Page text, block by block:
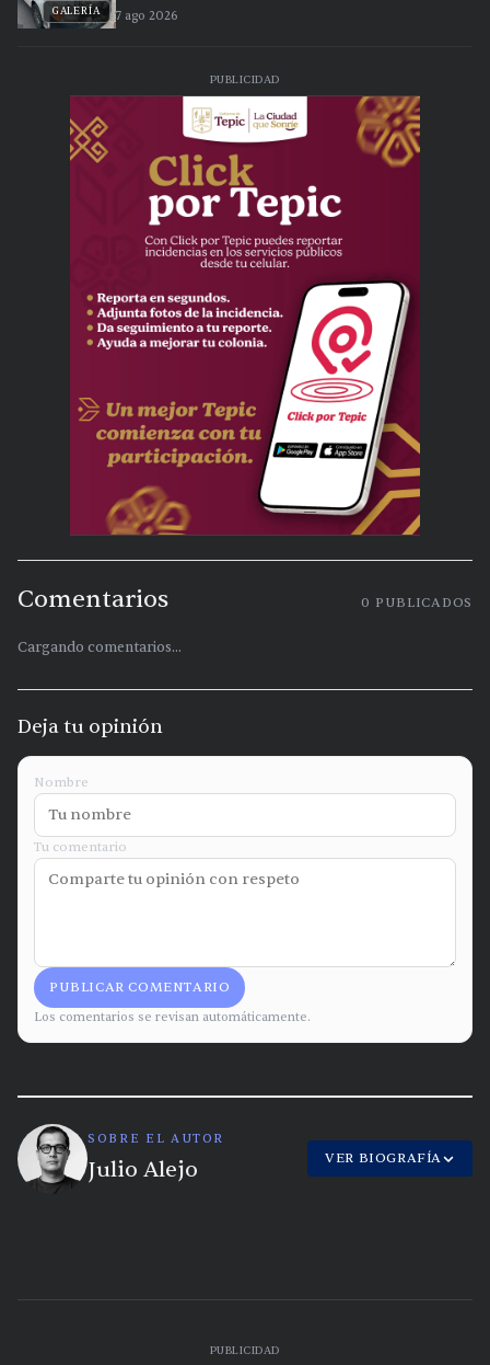
GALERÍA 7 ago 2026
PUBLICIDAD
Comentarios 0 PUBLICADOS
Cargando comentarios...
Deja tu opinión
Nombre
Tu comentario
PUBLICAR COMENTARIO
Los comentarios se revisan automáticamente.
SOBRE EL AUTOR
Julio Alejo VER BIOGRAFÍA
PUBLICIDAD